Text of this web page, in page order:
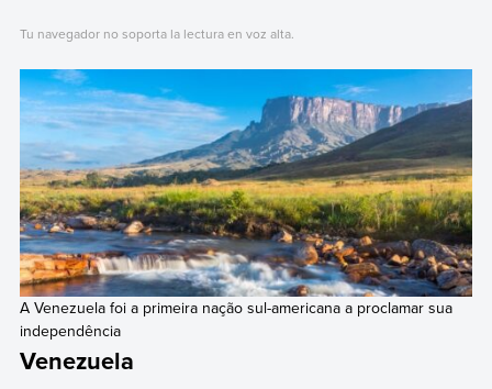
Tu navegador no soporta la lectura en voz alta.
A Venezuela foi a primeira nação sul-americana a proclamar sua
independência
Venezuela